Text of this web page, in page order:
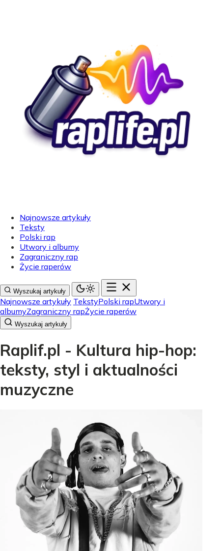
Najnowsze artykuły
Teksty
Polski rap
Utwory i albumy
Zagraniczny rap
Życie raperów
Wyszukaj artykuły
Najnowsze artykuły TekstyPolski rapUtwory i
albumyZagraniczny rapŻycie raperów
Wyszukaj artykuły
Raplif.pl - Kultura hip-hop:
teksty, styl i aktualności
muzyczne